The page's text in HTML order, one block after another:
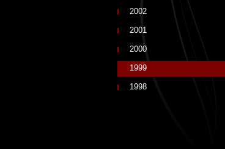
2002
2001
2000
1999
1998